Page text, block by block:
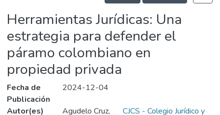
Herramientas Jurídicas: Una
estrategia para defender el
páramo colombiano en
propiedad privada
Fecha de
Publicación
2024-12-04
Autor(es)
Agudelo Cruz,
CJCS - Colegio Jurídico y